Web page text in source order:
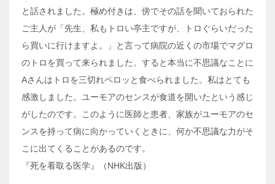
と話されました。極め付きは、傍でその話を聞いておられた
ご主人が「先生、私もトロい亭主ですが、トロぐらいだった
ら買いに行けますよ。」と言って病院の近くの市場でマグロ
のトロを買って来られました。すると本当に不思議なことに
Aさんはトロを三切れペロッと食べられました。私はとても
感激しました。ユーモアのセンスが食道を開いたという感じ
がしたのです。このように医師と患者、家族がユーモアのセ
ンスを持って病に向かっていくときに、何か不思議な力がそ
こに出てくることがあるのです。
『死を看取る医学』（NHK出版）